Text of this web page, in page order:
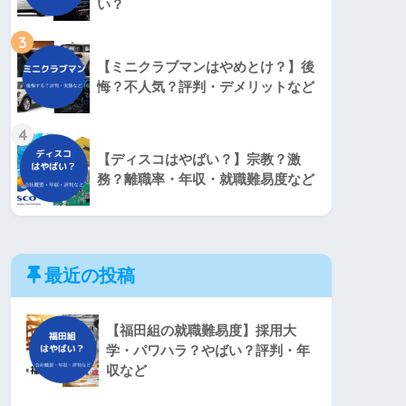
い？
3
【ミニクラブマンはやめとけ？】後
悔？不人気？評判・デメリットなど
4
【ディスコはやばい？】宗教？激
務？離職率・年収・就職難易度など
最近の投稿
【福田組の就職難易度】採用大
学・パワハラ？やばい？評判・年
収など